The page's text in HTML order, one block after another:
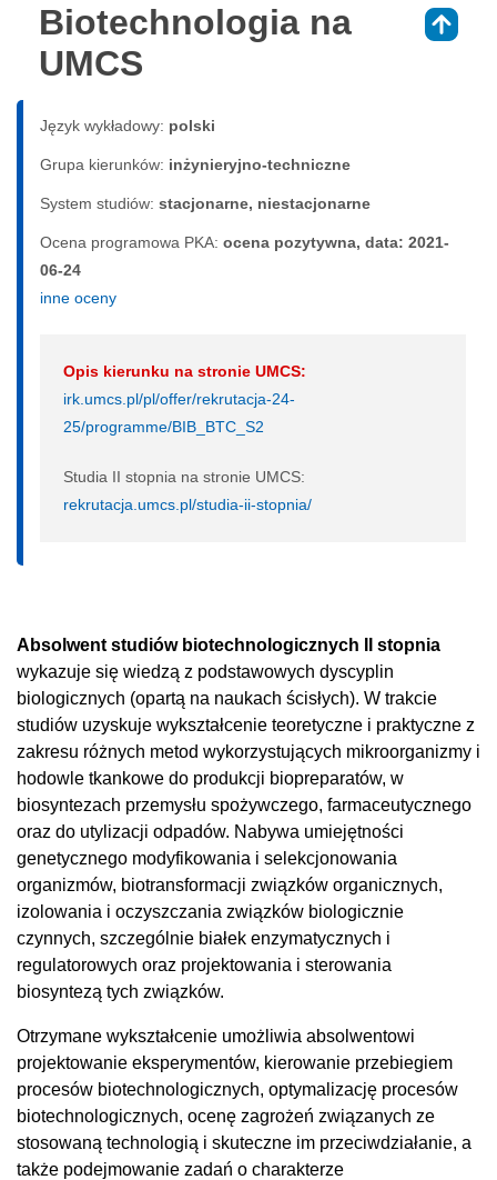
Biotechnologia na
UMCS
Język wykładowy: polski
Grupa kierunków: inżynieryjno-techniczne
System studiów: sta­cjo­nar­ne, nie­sta­cjo­nar­ne
Ocena programowa PKA: ocena pozytywna, data: 2021-
06-24
inne oceny
Opis kierunku na stronie UMCS:
irk.umcs.pl/pl/offer/rekrutacja-24-
25/programme/BIB_BTC_S2
Studia II stopnia na stronie UMCS:
rekrutacja.umcs.pl/studia-ii-stopnia/
Absolwent studiów biotechnologicznych II stopnia
wykazuje się wiedzą z podstawowych dyscyplin
biologicznych (opartą na naukach ścisłych). W trakcie
studiów uzyskuje wykształcenie teoretyczne i praktyczne z
zakresu różnych metod wykorzystujących mikroorganizmy i
hodowle tkankowe do produkcji biopreparatów, w
biosyntezach przemysłu spożywczego, farmaceutycznego
oraz do utylizacji odpadów. Nabywa umiejętności
genetycznego modyfikowania i selekcjonowania
organizmów, biotransformacji związków organicznych,
izolowania i oczyszczania związków biologicznie
czynnych, szczególnie białek enzymatycznych i
regulatorowych oraz projektowania i sterowania
biosyntezą tych związków.
Otrzymane wykształcenie umożliwia absolwentowi
projektowanie eksperymentów, kierowanie przebiegiem
procesów biotechnologicznych, optymalizację procesów
biotechnologicznych, ocenę zagrożeń związanych ze
stosowaną technologią i skuteczne im przeciwdziałanie, a
także podejmowanie zadań o charakterze